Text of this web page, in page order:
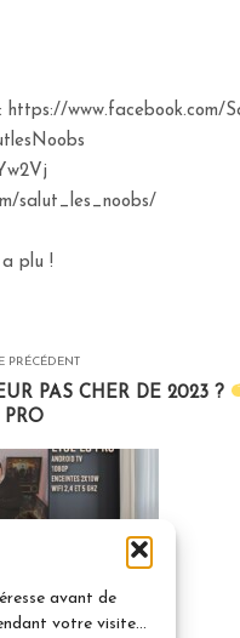
avant de
votre visite...
www.facebook.com/
salut_les_noobs/
plu !
PRÉCÉDENT
PAS CHER DE 2023 ?
PRO